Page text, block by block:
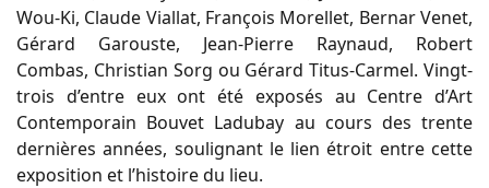
Wou-Ki, Claude Viallat, François Morellet, Bernar Venet,
Gérard Garouste, Jean-Pierre Raynaud, Robert
Combas, Christian Sorg ou Gérard Titus-Carmel. Vingt-
trois d’entre eux ont été exposés au Centre d’Art
Contemporain Bouvet Ladubay au cours des trente
dernières années, soulignant le lien étroit entre cette
exposition et l’histoire du lieu.